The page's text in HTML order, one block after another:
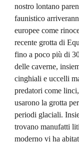
nostro lontano
faunistico
europee come
recente grotta di
fino a poco più di
delle caverne,
cinghiali e uccelli
predatori come
usarono la grotta
periodi glaciali.
trovano manufatti
moderno vi ha